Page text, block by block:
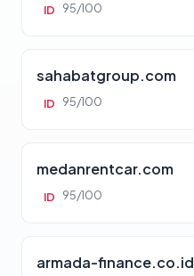
ID 95/100
sahabatgroup.com
ID 95/100
medanrentcar.com
ID 95/100
armada-finance.co.id